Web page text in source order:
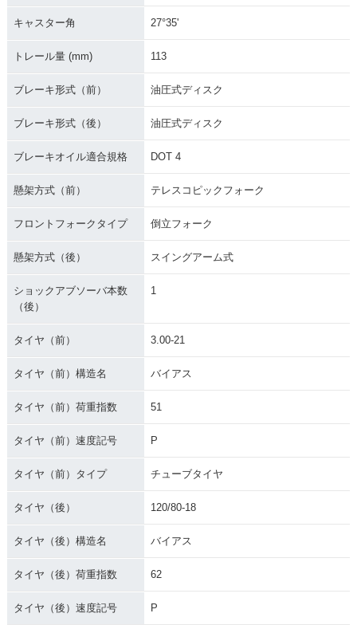
キャスター角 27°35'
トレール量 (mm) 113
ブレーキ形式（前） 油圧式ディスク
ブレーキ形式（後） 油圧式ディスク
ブレーキオイル適合規格 DOT 4
懸架方式（前） テレスコピックフォーク
フロントフォークタイプ 倒立フォーク
懸架方式（後） スイングアーム式
ショックアブソーバ本数
（後）
1
タイヤ（前） 3.00-21
タイヤ（前）構造名 バイアス
タイヤ（前）荷重指数 51
タイヤ（前）速度記号 P
タイヤ（前）タイプ チューブタイヤ
タイヤ（後） 120/80-18
タイヤ（後）構造名 バイアス
タイヤ（後）荷重指数 62
タイヤ（後）速度記号 P